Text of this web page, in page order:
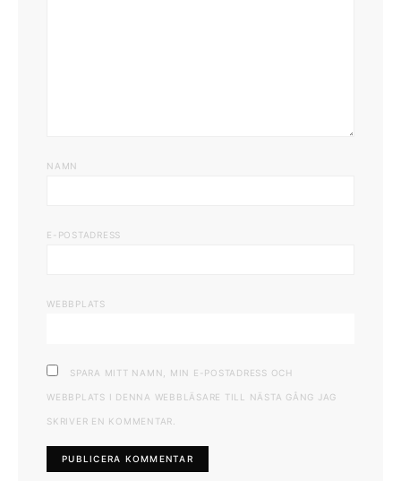
NAMN
E-POSTADRESS
WEBBPLATS
SPARA MITT NAMN, MIN E-POSTADRESS OCH
WEBBPLATS I DENNA WEBBLÄSARE TILL NÄSTA GÅNG JAG
SKRIVER EN KOMMENTAR.